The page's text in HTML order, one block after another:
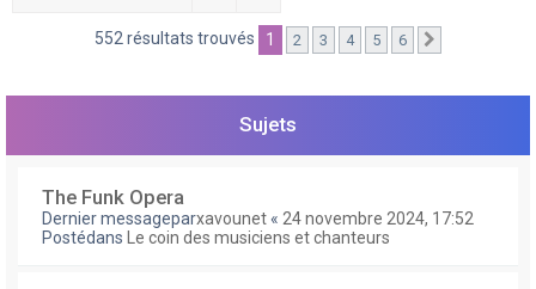
552 résultats trouvés 1 2 3 4 5 6
Sujets
The Funk Opera
Dernier messageparxavounet « 24 novembre 2024, 17:52
Postédans
Le coin des musiciens et chanteurs